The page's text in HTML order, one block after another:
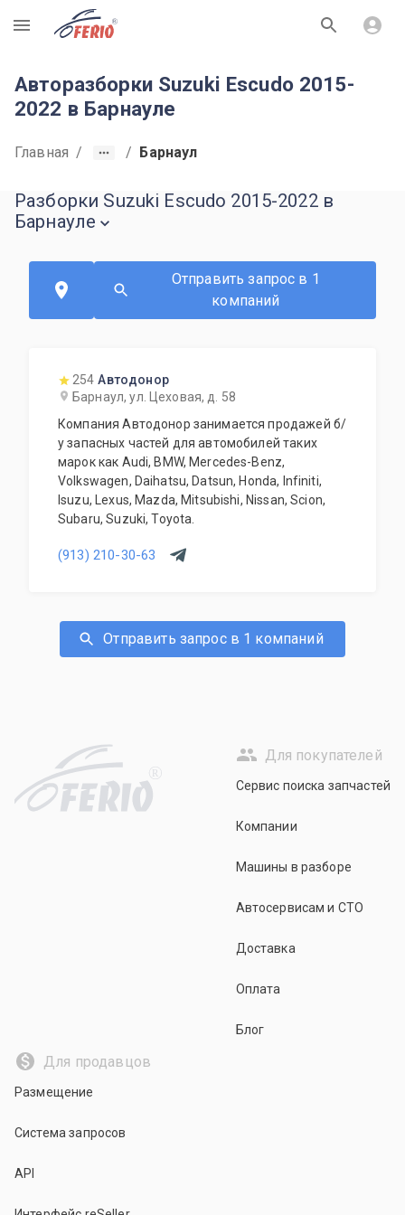
R
Авторазборки Suzuki Escudo 2015-
2022 в Барнауле
Главная / / Барнаул
Разборки Suzuki Escudo 2015-2022 в
Барнауле
Отправить запрос в 1
компаний
254 Автодонор
Барнаул, ул. Цеховая, д. 58
Компания Автодонор занимается продажей б/
у запасных частей для автомобилей таких
марок как Audi, BMW, Mercedes-Benz,
Volkswagen, Daihatsu, Datsun, Honda, Infiniti,
Isuzu, Lexus, Mazda, Mitsubishi, Nissan, Scion,
Subaru, Suzuki, Toyota.
(913) 210-30-63
Отправить запрос в 1 компаний
R
Для покупателей
Сервис поиска запчастей
Компании
Машины в разборе
Автосервисам и СТО
Доставка
Оплата
Блог
Для продавцов
Размещение
Система запросов
API